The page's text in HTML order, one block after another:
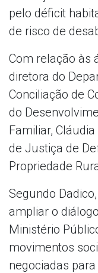
pelo déficit
de risco de
Com relação às
diretora do
Conciliação de
do
Familiar,
de Justiça de
Propriedade
Segundo
ampliar o
Ministério
movimentos
negociadas